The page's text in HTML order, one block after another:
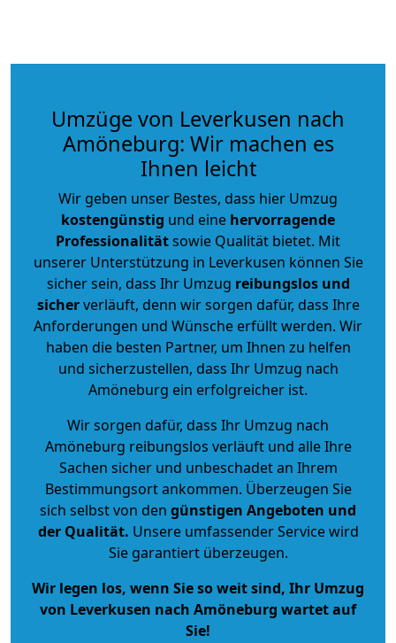
Umzüge von Leverkusen nach
Amöneburg: Wir machen es
Ihnen leicht
Wir geben unser Bestes, dass hier Umzug
kostengünstig und eine hervorragende
Professionalitätsowie Qualität bietet. Mit
unserer Unterstützung in Leverkusen können Sie
sicher sein, dass Ihr Umzug reibungslos und
sicherverläuft, denn wir sorgen dafür, dass Ihre
Anforderungen und Wünsche erfüllt werden. Wir
haben die besten Partner, um Ihnen zu helfen
und sicherzustellen, dass Ihr Umzug nach
Amöneburg ein erfolgreicher ist.
Wir sorgen dafür, dass Ihr Umzug nach
Amöneburg reibungslos verläuft und alle Ihre
Sachen sicher und unbeschadet an Ihrem
Bestimmungsort ankommen. Überzeugen Sie
sich selbst von den günstigen Angeboten und
der Qualität. Unsere umfassender Service wird
Sie garantiert überzeugen.
Wir legen los, wenn Sie so weit sind, Ihr Umzug
von Leverkusen nach Amöneburg wartet auf
Sie!